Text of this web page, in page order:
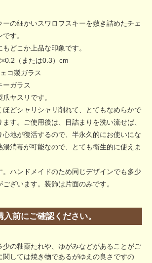
ーの細かいスワロフスキーを敷き詰めたチェ
す。
どこか上品な印象です。
（または0.3）cm
コ製ガラス
ーガラス
ヤスリです。
ほどシャリシャリ削れて、とてもなめらかで
す。ご使用後は、目詰まりを洗い流せば、
心地が復活するので、半永久的にお使いにな
消毒が可能なので、とても衛生的に使えま
ハンドメイドのため同じデザインでも多少
ざいます。装飾は片面のみです。
入前にご確認ください。
少の釉薬たれや、ゆがみなどがあることがご
関しては焼き物であるがゆえの良さですの